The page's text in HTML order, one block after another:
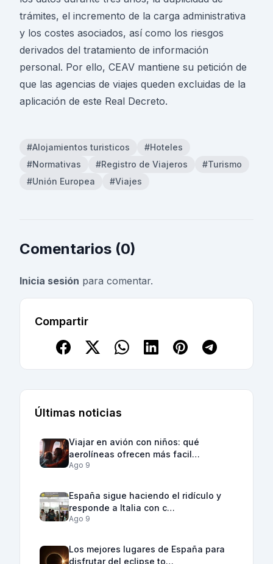
trámites, el incremento de la carga administrativa
y los costes asociados, así como los riesgos
derivados del tratamiento de información
personal. Por ello, CEAV mantiene su petición de
que las agencias de viajes queden excluidas de la
aplicación de este Real Decreto.
#Alojamientos turisticos
#Hoteles
#Normativas
#Registro de Viajeros
#Turismo
#Unión Europea
#Viajes
Comentarios (0)
Inicia sesión para comentar.
Compartir
Últimas noticias
Viajar en avión con niños: qué
aerolíneas ofrecen más facil…
Ago 9
España sigue haciendo el ridículo y
responde a Italia con c…
Ago 9
Los mejores lugares de España para
disfrutar del eclipse to…